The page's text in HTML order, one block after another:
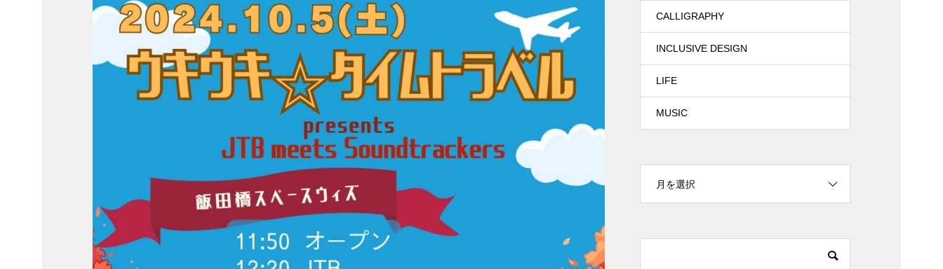
CALLIGRAPHY
INCLUSIVE DESIGN
LIFE
MUSIC
月を選択